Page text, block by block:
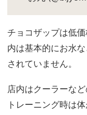
チョコザップは低
内は基本的にお水
されていません。
店内はクーラーな
トレーニング時は